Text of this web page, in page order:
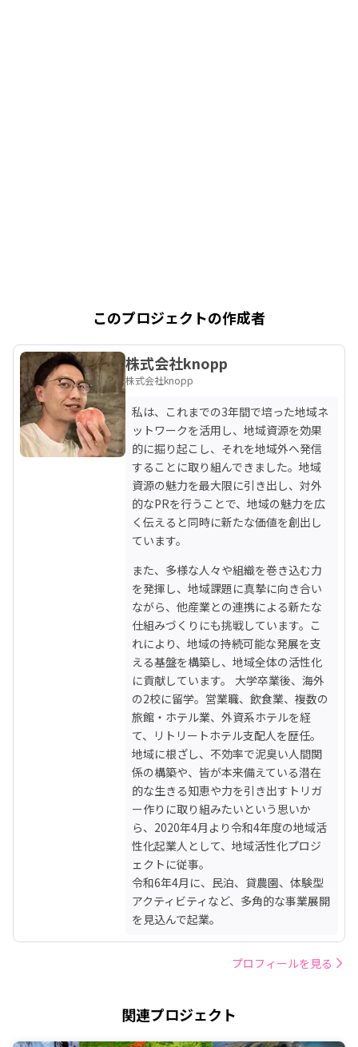
このプロジェクトの作成者
株式会社knopp
株式会社knopp
私は、これまでの3年間で培った地域ネ
ットワークを活用し、地域資源を効果
的に掘り起こし、それを地域外へ発信
することに取り組んできました。地域
資源の魅力を最大限に引き出し、対外
的なPRを行うことで、地域の魅力を広
く伝えると同時に新たな価値を創出し
ています。
また、多様な人々や組織を巻き込む力
を発揮し、地域課題に真摯に向き合い
ながら、他産業との連携による新たな
仕組みづくりにも挑戦しています。こ
れにより、地域の持続可能な発展を支
える基盤を構築し、地域全体の活性化
に貢献しています。 大学卒業後、海外
の2校に留学。営業職、飲食業、複数の
旅館・ホテル業、外資系ホテルを経
て、リトリートホテル支配人を歴任。
地域に根ざし、不効率で泥臭い人間関
係の構築や、皆が本来備えている潜在
的な生きる知恵や力を引き出すトリガ
ー作りに取り組みたいという思いか
ら、2020年4月より令和4年度の地域活
性化起業人として、地域活性化プロジ
ェクトに従事。
令和6年4月に、民泊、貸農園、体験型
アクティビティなど、多角的な事業展開
を見込んで起業。
プロフィールを見る
関連プロジェクト